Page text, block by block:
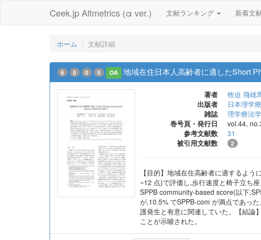
Ceek.jp Altmetrics (α ver.) 文献ランキング 新着文
ホーム 文献詳細
6 0 0 0 OA 地域在住日本人高齢者に適したShort
著者 牧迫 飛雄
出版者
日本理学
雑誌
理学療法学
巻号頁・発行日
vol.44,
参考文献数
31
被引用文献数
2
【目的】地域在住高齢者に適するよ
~12 点)で評価し,歩行速度と椅子立ち
SPPB community-based score(以下
が,10.5% でSPPB-com が満点であっ
護発生と有意に関連していた。【結論
ことが示唆された。